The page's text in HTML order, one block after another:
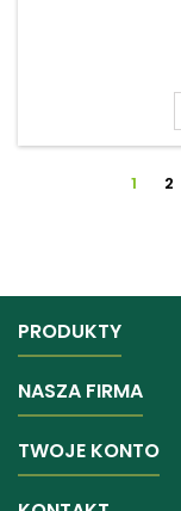
1 2
PRODUKTY
NASZA FIRMA
TWOJE KONTO